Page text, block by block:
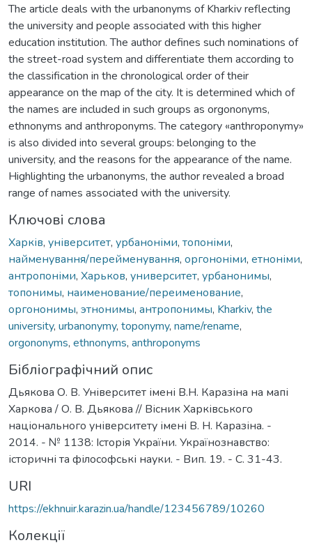
The article deals with the urbanonyms of Kharkiv reflecting
the university and people associated with this higher
education institution. The author defines such nominations of
the street-road system and differentiate them according to
the classification in the chronological order of their
appearance on the map of the city. It is determined which of
the names are included in such groups as orgononyms,
ethnonyms and anthroponyms. The category «anthroponymy»
is also divided into several groups: belonging to the
university, and the reasons for the appearance of the name.
Highlighting the urbanonyms, the author revealed a broad
range of names associated with the university.
Ключові слова
Харків, університет, урбаноніми, топоніми,
найменування/перейменування, оргононіми, етноніми,
антропоніми, Харьков, университет, урбанонимы,
топонимы, наименование/переименование,
оргононимы, этнонимы, антропонимы, Kharkiv, the
university, urbanonymy, toponymy, name/rename,
orgononyms, ethnonyms, anthroponyms
Бібліографічний опис
Дьякова О. В. Університет імені В.Н. Каразіна на мапі
Харкова / О. В. Дьякова // Вісник Харківського
національного університету імені В. Н. Каразіна. -
2014. - № 1138: Історія України. Українознавство:
історичні та філософські науки. - Вип. 19. - С. 31-43.
URI
https://ekhnuir.karazin.ua/handle/123456789/10260
Колекції